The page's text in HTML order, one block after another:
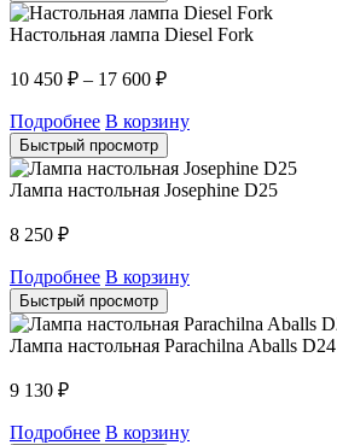
Настольная лампа Diesel Fork
10 450 ₽ – 17 600 ₽
Подробнее В корзину
Быстрый просмотр
Лампа настольная Josephine D25
8 250 ₽
Подробнее В корзину
Быстрый просмотр
Лампа настольная Parachilna Aballs D24
9 130 ₽
Подробнее В корзину